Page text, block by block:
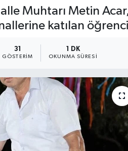
Muhtarı Metin Acar,
katılan
31
GÖSTERIM
1 DK
OKUNMA SÜRESI